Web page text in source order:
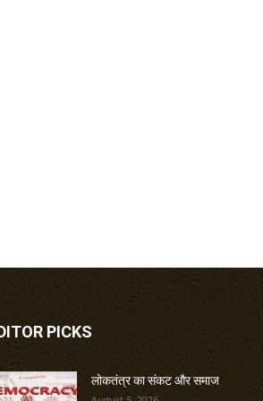
PICKS
लोकतंत्र का संकट और समाज